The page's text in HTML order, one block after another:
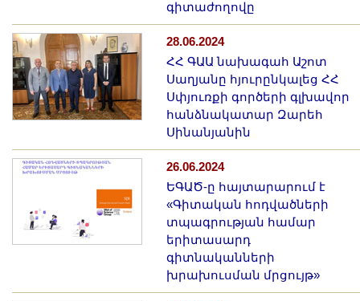
գիտաժողովը
28.06.2024
ՀՀ ԳԱԱ նախագահ Աշոտ
Սաղյանը հյուրընկալեց ՀՀ
Սփյուռքի գործերի գլխավոր
հանձնակատար Զարեհ
Սինանյանին
26.06.2024
ԵԳԱԾ-ը հայտարարում է
«Գիտական հոդվածների
տպագրության համար
երիտասարդ
գիտնականների
խրախուսման մրցույթ»